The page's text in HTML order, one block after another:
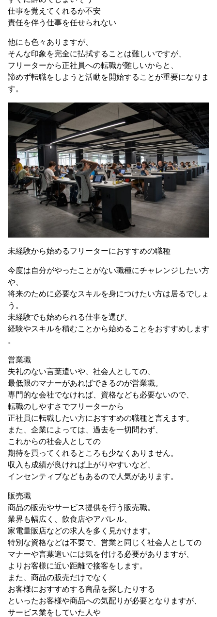
仕事を覚えてくれるか不安
責任を伴う仕事を任せられない
他にも色々ありますが、
そんな印象を完全に払拭することは難しいですが、
フリーターから正社員への転職が難しいからと、
諦めず転職をしようと活動を開始することが重要になりま
す。
未経験から始めるフリーターにおすすめの職種
今度は自分がやったことがない職種にチャレンジしたい方
や、
将来のために必要なスキルを身につけたい方は居るでしょ
う。
未経験でも始められる仕事を選び、
経験やスキルを積むことから始めることをおすすめします
。
営業職
失礼のない言葉遣いや、社会人としての、
最低限のマナーがあればできるのが営業職。
専門的な会社でなければ、資格なども必要ないので、
転職のしやすさでフリーターから
正社員に転職したい方におすすめの職種と言えます。
また、企業によっては、過去を一切問わず、
これからの社会人としての
期待を買ってくれるところも少なくありません。
収入も成績が良ければ上がりやすいなど、
インセンティブなどもあるので人気があります。
販売職
商品の販売やサービス提供を行う販売職。
業界も幅広く、飲食店やアパレル、
家電量販店などの求人を多く見かけます。
特別な資格などは不要で、営業と同じく社会人としての
マナーや言葉遣いには気を付ける必要がありますが、
よりお客様に近い距離で接客をします。
また、商品の販売だけでなく
お客様におすすめする商品を探したりする
といったお客様や商品への気配りが必要となりますが、
サービス業をしていた人や